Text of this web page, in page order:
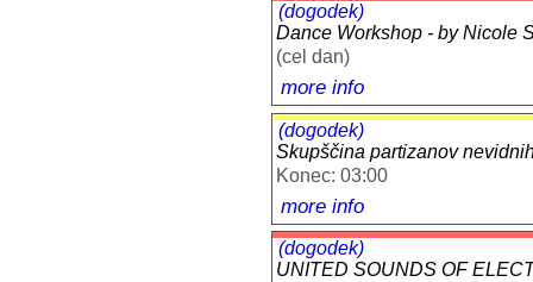
(dogodek)
Dance Workshop - by Nicole
(cel dan)
more info
(dogodek)
Skupščina partizanov
Konec: 03:00
more info
(dogodek)
UNITED SOUNDS OF